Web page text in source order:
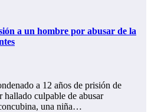
a un hombre por abusar de la
a 12 años de prisión de
culpable de abusar
una niña…